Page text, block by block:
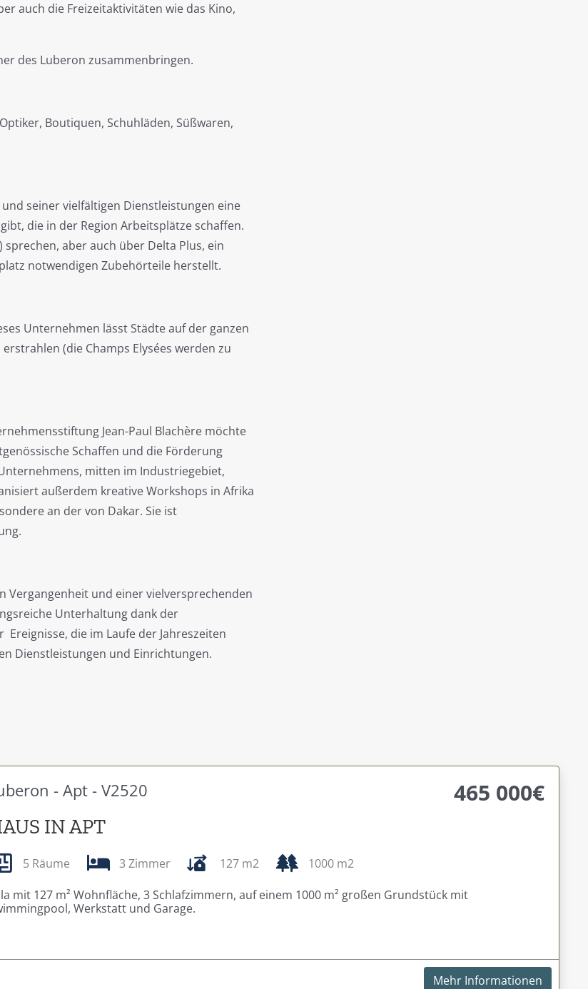
auch die Freizeitaktivitäten wie das Kino,
des Luberon zusammenbringen.
Boutiquen, Schuhläden, Süßwaren,
seiner vielfältigen Dienstleistungen eine
die in der Region Arbeitsplätze schaffen.
aber auch über Delta Plus, ein
notwendigen Zubehörteile herstellt.
Unternehmen lässt Städte auf der ganzen
(die Champs Elysées werden zu
Jean-Paul Blachère möchte
Schaffen und die Förderung
mitten im Industriegebiet,
außerdem kreative Workshops in Afrika
an der von Dakar. Sie ist
Vergangenheit und einer vielversprechenden
Unterhaltung dank der
die im Laufe der Jahreszeiten
Dienstleistungen und Einrichtungen.
- Apt - V2520 465 000€
IN APT
5 Räume 3 Zimmer 127 m2
1000 m2
mit 127 m² Wohnfläche, 3 Schlafzimmern, auf einem 1000 m² großen Grundstück mit
Werkstatt und Garage.
Mehr Informationen